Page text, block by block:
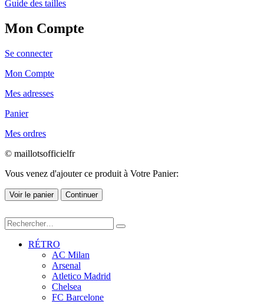
Guide des tailles
Mon Compte
Se connecter
Mon Compte
Mes adresses
Panier
Mes ordres
© maillotsofficielfr
Vous venez d'ajouter ce produit à Votre Panier:
Voir le panier Continuer
RÉTRO
AC Milan
Arsenal
Atletico Madrid
Chelsea
FC Barcelone